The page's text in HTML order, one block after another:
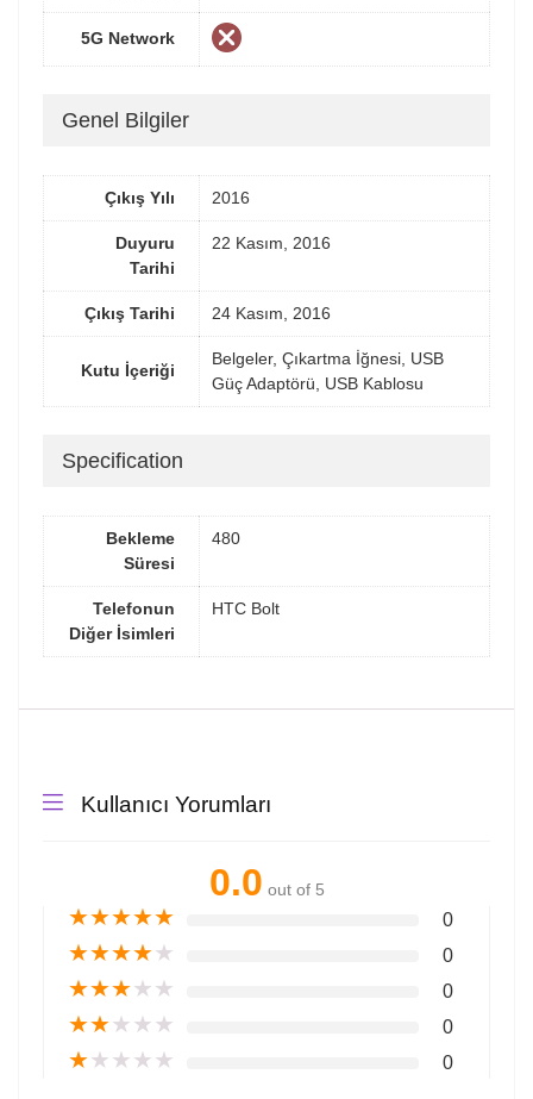
5G Network
Genel Bilgiler
Çıkış Yılı 2016
Duyuru
Tarihi
22 Kasım, 2016
Çıkış Tarihi 24 Kasım, 2016
Kutu İçeriği
Belgeler, Çıkartma İğnesi, USB
Güç Adaptörü, USB Kablosu
Specification
Bekleme
Süresi
480
Telefonun
Diğer İsimleri
HTC Bolt
Kullanıcı Yorumları
0.0 out of 5
★★★★★ 0
★★★★★ 0
★★★★★ 0
★★★★★ 0
★★★★★ 0